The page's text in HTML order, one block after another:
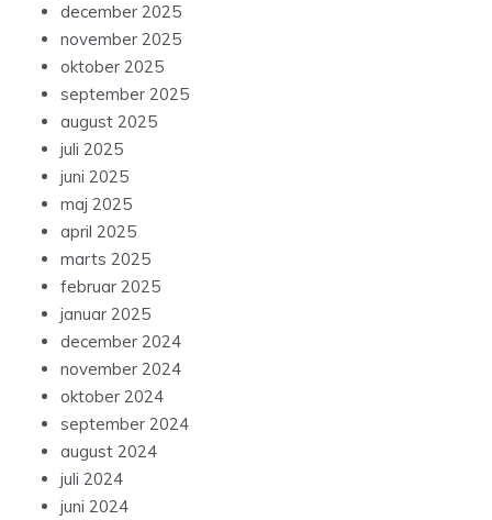
december 2025
november 2025
oktober 2025
september 2025
august 2025
juli 2025
juni 2025
maj 2025
april 2025
marts 2025
februar 2025
januar 2025
december 2024
november 2024
oktober 2024
september 2024
august 2024
juli 2024
juni 2024